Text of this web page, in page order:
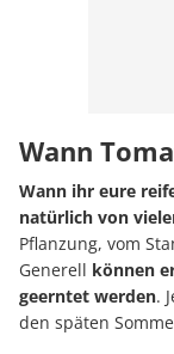
Wann
Wann ihr eure
natürlich von
Pflanzung, vom
Generell können
geerntet werden.
den späten